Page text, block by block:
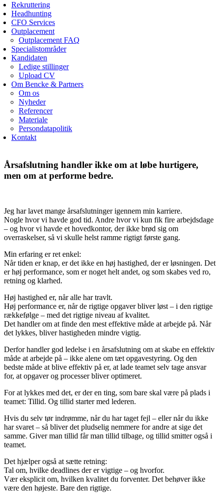
Rekruttering
Headhunting
CFO Services
Outplacement
Outplacement FAQ
Specialistområder
Kandidaten
Ledige stillinger
Upload CV
Om Bencke & Partners
Om os
Nyheder
Referencer
Materiale
Persondatapolitik
Kontakt
Årsafslutning handler ikke om at løbe hurtigere,
men om at performe bedre.
Jeg har lavet mange årsafslutninger igennem min karriere.
Nogle hvor vi havde god tid. Andre hvor vi kun fik fire arbejdsdage
– og hvor vi havde et hovedkontor, der ikke brød sig om
overraskelser, så vi skulle helst ramme rigtigt første gang.
Min erfaring er ret enkel:
Når tiden er knap, er det ikke en høj hastighed, der er løsningen. Det
er høj performance, som er noget helt andet, og som skabes ved ro,
retning og klarhed.
Høj hastighed er, når alle har travlt.
Høj performance er, når de rigtige opgaver bliver løst – i den rigtige
rækkefølge – med det rigtige niveau af kvalitet.
Det handler om at finde den mest effektive måde at arbejde på. Når
det lykkes, bliver hastigheden mindre vigtig.
Derfor handler god ledelse i en årsafslutning om at skabe en effektiv
måde at arbejde på – ikke alene om tæt opgavestyring. Og den
bedste måde at blive effektiv på er, at lade teamet selv tage ansvar
for, at opgaver og processer bliver optimeret.
For at lykkes med det, er der en ting, som bare skal være på plads i
teamet: Tillid. Og tillid starter med lederen.
Hvis du selv tør indrømme, når du har taget fejl – eller når du ikke
har svaret – så bliver det pludselig nemmere for andre at sige det
samme. Giver man tillid får man tillid tilbage, og tillid smitter også i
teamet.
Det hjælper også at sætte retning:
Tal om, hvilke deadlines der er vigtige – og hvorfor.
Vær eksplicit om, hvilken kvalitet du forventer. Det behøver ikke
være den højeste. Bare den rigtige.